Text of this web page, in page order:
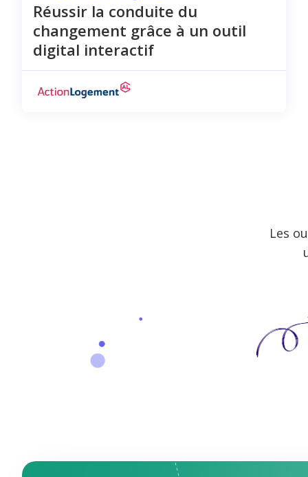
Réussir la conduite du
changement grâce à un outil
digital interactif
Les